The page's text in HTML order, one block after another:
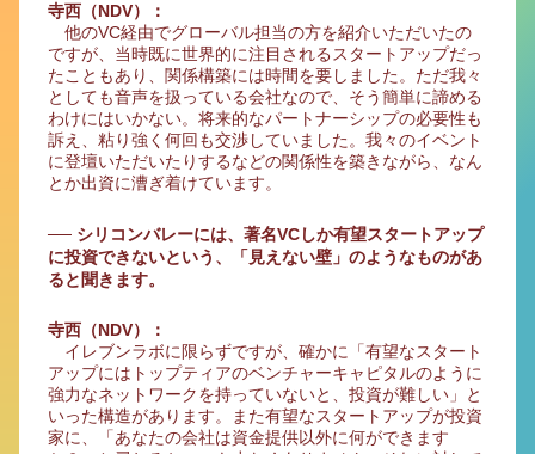
寺西（NDV）：
他のVC経由でグローバル担当の方を紹介いただいたの
ですが、当時既に世界的に注目されるスタートアップだっ
たこともあり、関係構築には時間を要しました。ただ我々
としても音声を扱っている会社なので、そう簡単に諦める
わけにはいかない。将来的なパートナーシップの必要性も
訴え、粘り強く何回も交渉していました。我々のイベント
に登壇いただいたりするなどの関係性を築きながら、なん
とか出資に漕ぎ着けています。
── シリコンバレーには、著名VCしか有望スタートアップ
に投資できないという、「見えない壁」のようなものがあ
ると聞きます。
寺西（NDV）：
イレブンラボに限らずですが、確かに「有望なスタート
アップにはトップティアのベンチャーキャピタルのように
強力なネットワークを持っていないと、投資が難しい」と
いった構造があります。また有望なスタートアップが投資
家に、「あなたの会社は資金提供以外に何ができます